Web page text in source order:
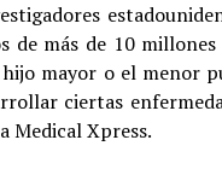
de más de 10
mayor o el menor
ciertas
Medical Xpress.